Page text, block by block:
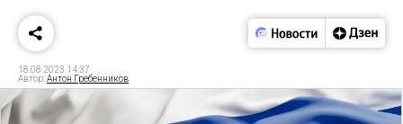
18.08.2023 14:37
Автор:Антон Гребенников